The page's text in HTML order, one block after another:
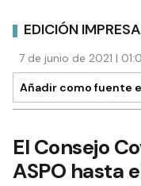
EDICIÓN IMPRESA
7 de junio de 2021 |
Añadir como fuente
El Consejo
ASPO hasta